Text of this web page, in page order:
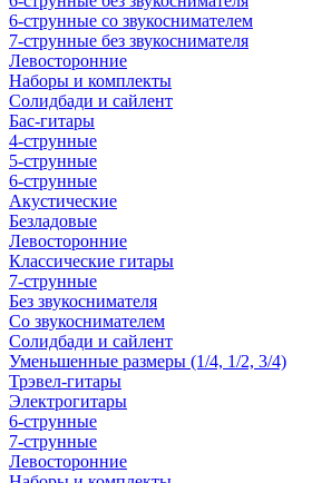
6-струнные со звукоснимателем
7-струнные без звукоснимателя
Левосторонние
Наборы и комплекты
Солидбади и сайлент
Бас-гитары
4-струнные
5-струнные
6-струнные
Акустические
Безладовые
Левосторонние
Классические гитары
7-струнные
Без звукоснимателя
Со звукоснимателем
Солидбади и сайлент
Уменьшенные размеры (1/4, 1/2, 3/4)
Трэвел-гитары
Электрогитары
6-струнные
7-струнные
Левосторонние